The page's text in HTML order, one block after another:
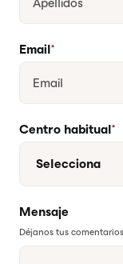
Email*
Centro habitual*
Mensaje
Déjanos tus comentarios